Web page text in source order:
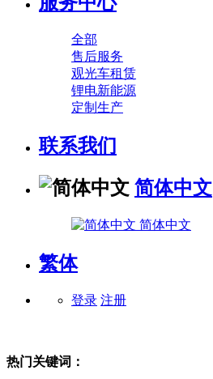
全部
售后服务
观光车租赁
锂电新能源
定制生产
联系我们
简体中文
简体中文
繁体
登录 注册
热门关键词：